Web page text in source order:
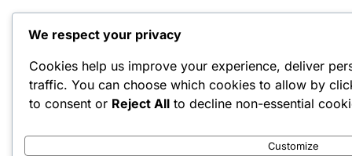
We respect your privacy
Cookies help us improve your experience, deliver
traffic. You can choose which cookies to allow by
to consent or Reject All to decline non-essential
Customize